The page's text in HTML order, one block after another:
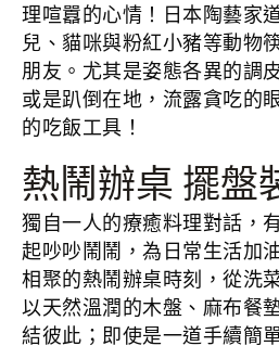
理喧囂的心情！日本陶藝家
兒、貓咪與粉紅小豬等動物
朋友。尤其是姿態各異的調
或是趴倒在地，流露貪吃的
的吃飯工具！
熱鬧辦桌 擺盤
獨自一人的療癒料理對話，
起吵吵鬧鬧，為日常生活加
相聚的熱鬧辦桌時刻，從洗
以天然溫潤的木盤、麻布餐
結彼此；即使是一道手續簡